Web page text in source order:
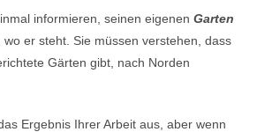
informieren, seinen eigenenGarten
er steht. Sie müssen verstehen, dass
Gärten gibt, nach Norden
Ergebnis Ihrer Arbeit aus, aber wenn